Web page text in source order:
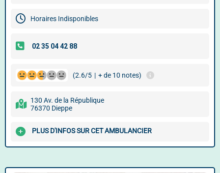
Horaires Indisponibles
(2.6/5 | + de 10 notes)
130 Av. de la République
76370 Dieppe
PLUS D'INFOS SUR CET AMBULANCIER